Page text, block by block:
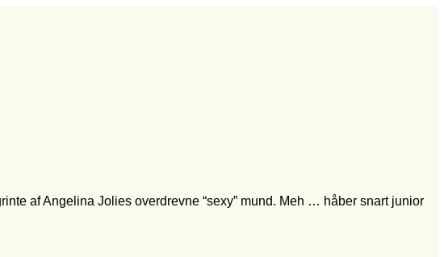
af Angelina Jolies overdrevne “sexy” mund. Meh … håber snart junior